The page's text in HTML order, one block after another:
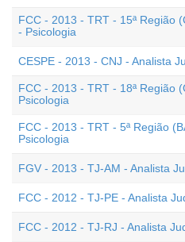
FCC - 2013 - TRT - 15ª Região
- Psicologia
CESPE - 2013 - CNJ - Analista
FCC - 2013 - TRT - 18ª Região
Psicologia
FCC - 2013 - TRT - 5ª Região
Psicologia
FGV - 2013 - TJ-AM - Analista
FCC - 2012 - TJ-PE - Analista
FCC - 2012 - TJ-RJ - Analista